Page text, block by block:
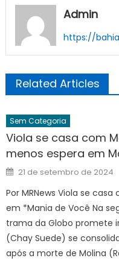
Admin
https://
Related Articles
Sem Categoria
Viola se casa com
menos espera em
Posted
on
21 de setembro de 2024
Por MRNews Viola se
em *Mania de Você Na
trama da Globo promete
(Chay Suede) se
após a morte de Molina